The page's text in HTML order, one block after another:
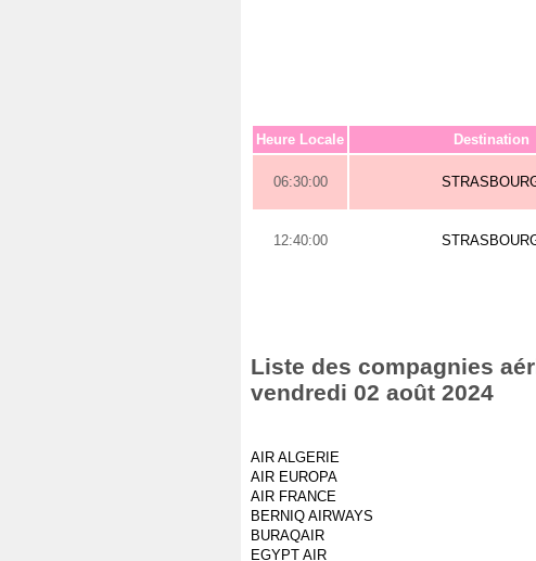
Heure Locale Destination
06:30:00
12:40:00
Liste des compagnies
vendredi 02 août 2024
AIR ALGERIE
AIR EUROPA
AIR FRANCE
BERNIQ AIRWAYS
BURAQAIR
EGYPT AIR